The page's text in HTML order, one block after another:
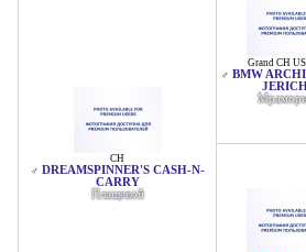
CH
♂ DREAMSPINNER'S CASH-N-
CARRY
Плащевой
Grand CH
♂ BMW